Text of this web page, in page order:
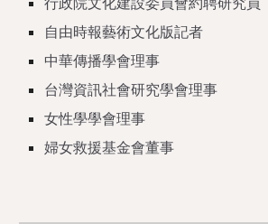
行政院文化建設委員會約聘研究員
自由時報藝術文化版記者
中華傳播學會理事
台灣資訊社會研究學會理事
女性學學會理事
婦女救援基金會董事